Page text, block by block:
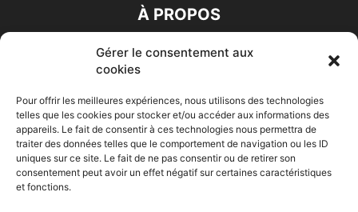
Gérer le consentement aux
cookies
Pour offrir les meilleures expériences, nous utilisons des technologies
telles que les cookies pour stocker et/ou accéder aux informations des
appareils. Le fait de consentir à ces technologies nous permettra de
traiter des données telles que le comportement de navigation ou les ID
uniques sur ce site. Le fait de ne pas consentir ou de retirer son
consentement peut avoir un effet négatif sur certaines caractéristiques
et fonctions.
À PROPOS
SUIVEZ NOUS
Accueil Economie Entreprises Entrepreneur Afrique